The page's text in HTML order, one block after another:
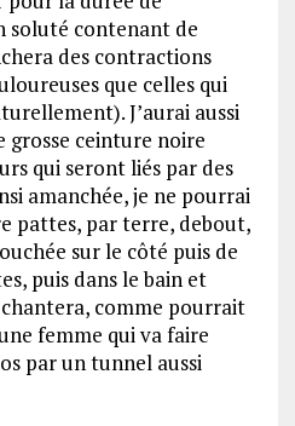
soluté contenant de
des contractions
que celles qui
J’aurai aussi
grosse ceinture noire
qui seront liés par des
amanchée, je ne pourrai
pattes, par terre, debout,
sur le côté puis de
puis dans le bain et
comme pourrait
femme qui va faire
par un tunnel aussi